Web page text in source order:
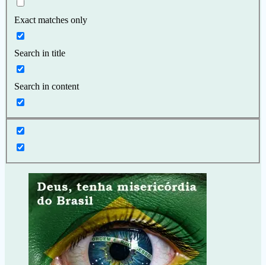
Exact matches only
Search in title
Search in content